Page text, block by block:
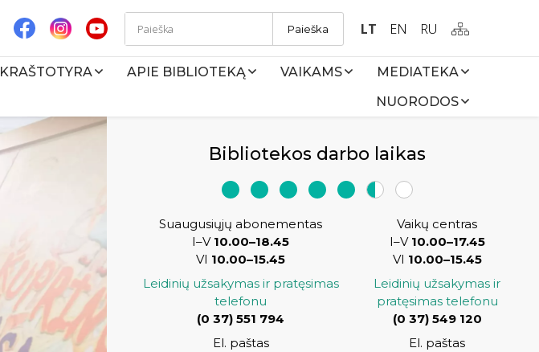
Paieška LT EN RU
KRAŠTOTYRA APIE BIBLIOTEKĄ VAIKAMS
MEDIATEKA
NUORODOS
Bibliotekos darbo laikas
Suaugusiųjų abonementas
I–V 10.00–18.45
VI 10.00–15.45
Vaikų centras
I–V 10.00–17.45
VI 10.00–15.45
Leidinių užsakymas ir pratęsimas
telefonu
(0 37) 551 794
Leidinių užsakymas ir
pratęsimas telefonu
(0 37) 549 120
El. paštas
El. paštas